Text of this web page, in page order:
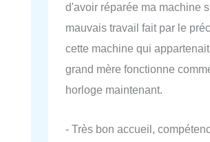
d'avoir réparée ma machine
mauvais travail fait par le
cette machine qui
grand mère fonctionne
horloge maintenant.
- Très bon accueil,